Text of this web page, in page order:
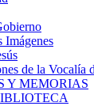
Imágenes
de la Vocalía
Y MEMORIAS